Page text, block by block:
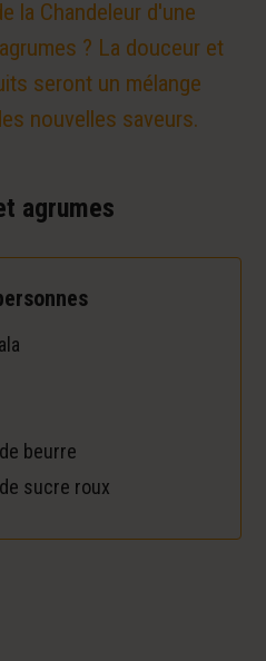
la Chandeleur d'une
? La douceur et
seront un mélange
nouvelles saveurs.
agrumes
beurre
sucre roux